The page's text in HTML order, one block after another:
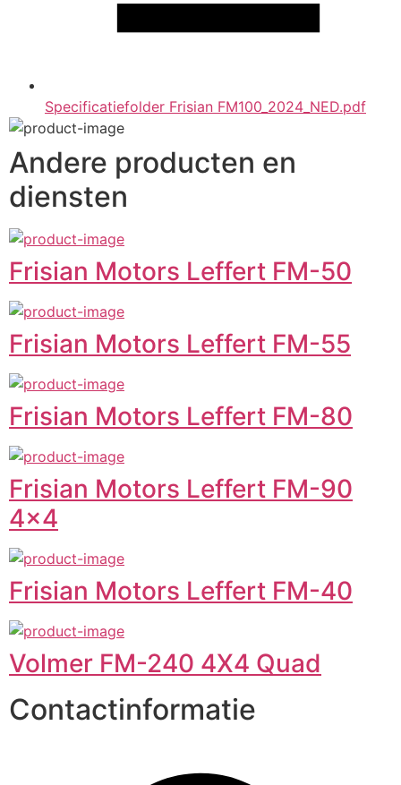
Specificatiefolder Frisian FM100_2024_NED.pdf
Andere producten en
diensten
Frisian Motors Leffert FM-50
Frisian Motors Leffert FM-55
Frisian Motors Leffert FM-80
Frisian Motors Leffert FM-90
4x4
Frisian Motors Leffert FM-40
Volmer FM-240 4X4 Quad
Contactinformatie